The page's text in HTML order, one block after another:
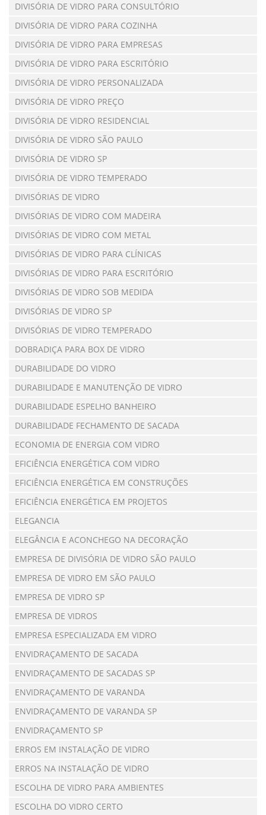
DIVISÓRIA DE VIDRO PARA CONSULTÓRIO
DIVISÓRIA DE VIDRO PARA COZINHA
DIVISÓRIA DE VIDRO PARA EMPRESAS
DIVISÓRIA DE VIDRO PARA ESCRITÓRIO
DIVISÓRIA DE VIDRO PERSONALIZADA
DIVISÓRIA DE VIDRO PREÇO
DIVISÓRIA DE VIDRO RESIDENCIAL
DIVISÓRIA DE VIDRO SÃO PAULO
DIVISÓRIA DE VIDRO SP
DIVISÓRIA DE VIDRO TEMPERADO
DIVISÓRIAS DE VIDRO
DIVISÓRIAS DE VIDRO COM MADEIRA
DIVISÓRIAS DE VIDRO COM METAL
DIVISÓRIAS DE VIDRO PARA CLÍNICAS
DIVISÓRIAS DE VIDRO PARA ESCRITÓRIO
DIVISÓRIAS DE VIDRO SOB MEDIDA
DIVISÓRIAS DE VIDRO SP
DIVISÓRIAS DE VIDRO TEMPERADO
DOBRADIÇA PARA BOX DE VIDRO
DURABILIDADE DO VIDRO
DURABILIDADE E MANUTENÇÃO DE VIDRO
DURABILIDADE ESPELHO BANHEIRO
DURABILIDADE FECHAMENTO DE SACADA
ECONOMIA DE ENERGIA COM VIDRO
EFICIÊNCIA ENERGÉTICA COM VIDRO
EFICIÊNCIA ENERGÉTICA EM CONSTRUÇÕES
EFICIÊNCIA ENERGÉTICA EM PROJETOS
ELEGANCIA
ELEGÂNCIA E ACONCHEGO NA DECORAÇÃO
EMPRESA DE DIVISÓRIA DE VIDRO SÃO PAULO
EMPRESA DE VIDRO EM SÃO PAULO
EMPRESA DE VIDRO SP
EMPRESA DE VIDROS
EMPRESA ESPECIALIZADA EM VIDRO
ENVIDRAÇAMENTO DE SACADA
ENVIDRAÇAMENTO DE SACADAS SP
ENVIDRAÇAMENTO DE VARANDA
ENVIDRAÇAMENTO DE VARANDA SP
ENVIDRAÇAMENTO SP
ERROS EM INSTALAÇÃO DE VIDRO
ERROS NA INSTALAÇÃO DE VIDRO
ESCOLHA DE VIDRO PARA AMBIENTES
ESCOLHA DO VIDRO CERTO